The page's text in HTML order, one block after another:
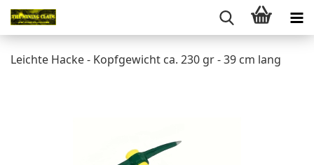
Leichte Hacke - Kopfgewicht ca. 230 gr - 39 cm lang